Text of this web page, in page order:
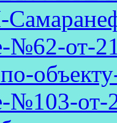
№62-от-
№103-от-